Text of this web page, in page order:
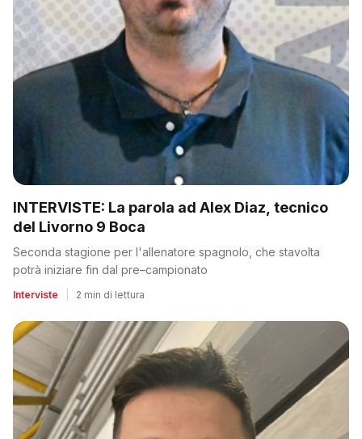
INTERVISTE: La parola ad Alex Diaz, tecnico
del Livorno 9 Boca
Seconda stagione per l'allenatore spagnolo, che stavolta
potrà iniziare fin dal pre–campionato
Interviste 2 min di lettura